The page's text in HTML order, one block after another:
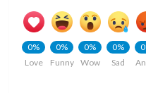
0%
Love
0%
Funny
0%
Wow
0%
Sad